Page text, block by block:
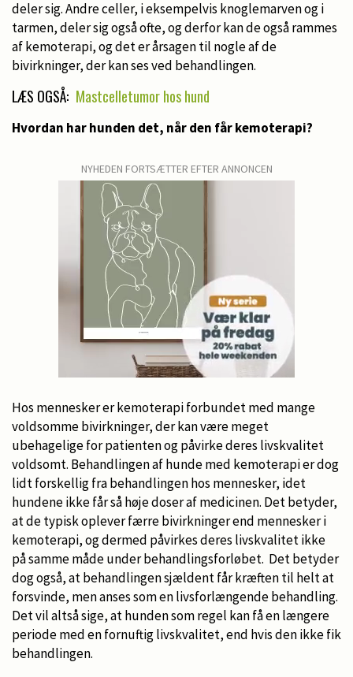
deler sig. Andre celler, i eksempelvis knoglemarven og i
tarmen, deler sig også ofte, og derfor kan de også rammes
af kemoterapi, og det er årsagen til nogle af de
bivirkninger, der kan ses ved behandlingen.
LÆS OGSÅ: Mastcelletumor hos hund
Hvordan har hunden det, når den får kemoterapi?
NYHEDEN FORTSÆTTER EFTER ANNONCEN
Hos mennesker er kemoterapi forbundet med mange
voldsomme bivirkninger, der kan være meget
ubehagelige for patienten og påvirke deres livskvalitet
voldsomt. Behandlingen af hunde med kemoterapi er dog
lidt forskellig fra behandlingen hos mennesker, idet
hundene ikke får så høje doser af medicinen. Det betyder,
at de typisk oplever færre bivirkninger end mennesker i
kemoterapi, og dermed påvirkes deres livskvalitet ikke
på samme måde under behandlingsforløbet. Det betyder
dog også, at behandlingen sjældent får kræften til helt at
forsvinde, men anses som en livsforlængende behandling.
Det vil altså sige, at hunden som regel kan få en længere
periode med en fornuftig livskvalitet, end hvis den ikke fik
behandlingen.